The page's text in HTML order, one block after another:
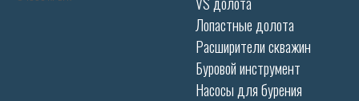
Лопастные долота
Расширители скважин
Буровой инструмент
Насосы для бурения